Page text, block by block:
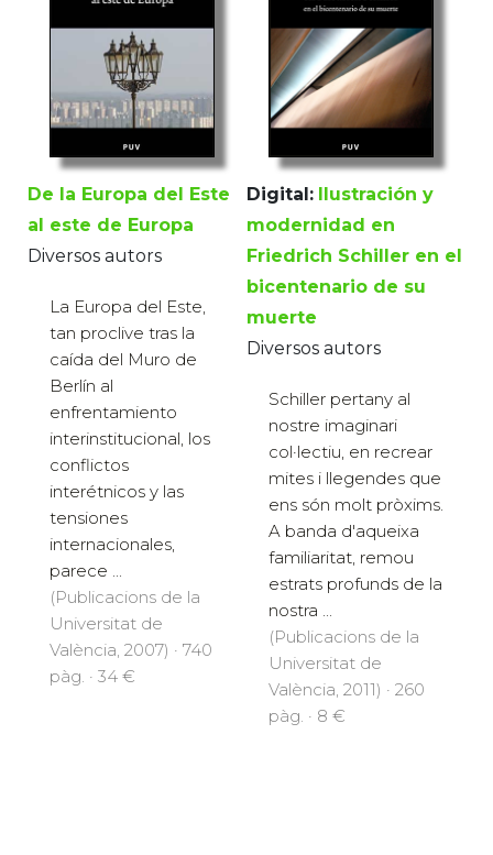
De la Europa del Este
al este de Europa
Diversos autors
La Europa del Este,
tan proclive tras la
caída del Muro de
Berlín al
enfrentamiento
interinstitucional, los
conflictos
interétnicos y las
tensiones
internacionales,
parece ...
(Publicacions de la
Universitat de
València, 2007) · 740
pàg. · 34 €
Digital:
Ilustración y
modernidad en
Friedrich Schiller en el
bicentenario de su
muerte
Diversos autors
Schiller pertany al
nostre imaginari
col·lectiu, en recrear
mites i llegendes que
ens són molt pròxims.
A banda d'aqueixa
familiaritat, remou
estrats profunds de la
nostra ...
(Publicacions de la
Universitat de
València, 2011) · 260
pàg. · 8 €